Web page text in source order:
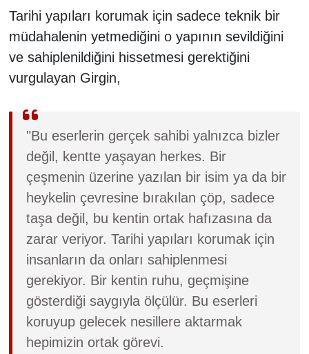
Tarihi yapıları korumak için sadece teknik bir
müdahalenin yetmediğini o yapının sevildiğini
ve sahiplenildiğini hissetmesi gerektiğini
vurgulayan Girgin,
"Bu eserlerin gerçek sahibi yalnızca bizler
değil, kentte yaşayan herkes. Bir
çeşmenin üzerine yazılan bir isim ya da bir
heykelin çevresine bırakılan çöp, sadece
taşa değil, bu kentin ortak hafızasına da
zarar veriyor. Tarihi yapıları korumak için
insanların da onları sahiplenmesi
gerekiyor. Bir kentin ruhu, geçmişine
gösterdiği saygıyla ölçülür. Bu eserleri
koruyup gelecek nesillere aktarmak
hepimizin ortak görevi.